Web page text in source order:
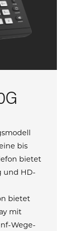
bis
bietet
und HD-
bietet
mit
Wege-